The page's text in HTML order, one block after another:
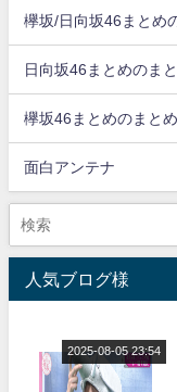
欅坂/日向坂46まとめ
日向坂46まとめのま
欅坂46まとめのまとめ
面白アンテナ
人気ブログ様
2025-08-05 23:54